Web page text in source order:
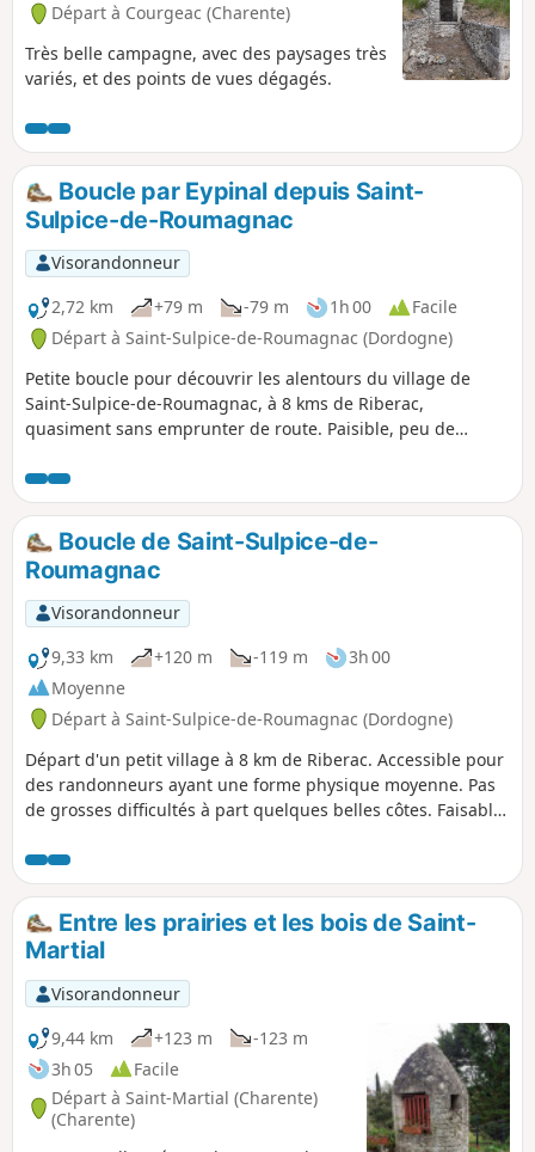
Départ à Courgeac (Charente)
Très belle campagne, avec des paysages très
variés, et des points de vues dégagés.
Boucle par Eypinal depuis Saint-
Sulpice-de-Roumagnac
Visorandonneur
2,72 km
+79 m -79 m 1h 00
Facile
Départ à Saint-Sulpice-de-Roumagnac (Dordogne)
Petite boucle pour découvrir les alentours du village de
Saint-Sulpice-de-Roumagnac, à 8 kms de Riberac,
quasiment sans emprunter de route. Paisible, peu de
chaussures est un prérequis . Des bâtons de marche seront
un plus.
Boucle de Saint-Sulpice-de-
Roumagnac
Visorandonneur
9,33 km
+120 m -119 m
3h 00
Moyenne
Départ à Saint-Sulpice-de-Roumagnac (Dordogne)
Départ d'un petit village à 8 km de Riberac. Accessible pour
des randonneurs ayant une forme physique moyenne. Pas
de grosses difficultés à part quelques belles côtes. Faisable
Entre les prairies et les bois de Saint-
Martial
Visorandonneur
9,44 km
+123 m
-123 m
3h 05
Facile
Départ à Saint-Martial (Charente)
(Charente)